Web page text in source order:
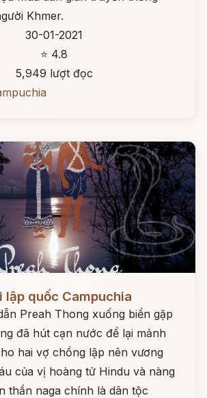
Khmer.
30-01-2021
⭐ 4.8
5,949 lượt đọc
lập quốc Campuchia
Preah Thong xuống biển gặp
đã hút cạn nước để lại mảnh
hai vợ chồng lập nên vương
của vị hoàng tử Hindu và nàng
thần naga chính là dân tộc